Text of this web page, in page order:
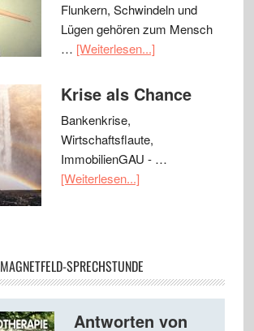
Flunkern, Schwindeln und
Lügen gehören zum Mensch
… [Weiterlesen...]
Krise als Chance
Bankenkrise,
Wirtschaftsflaute,
ImmobilienGAU - …
[Weiterlesen...]
MAGNETFELD-SPRECHSTUNDE
Antworten von